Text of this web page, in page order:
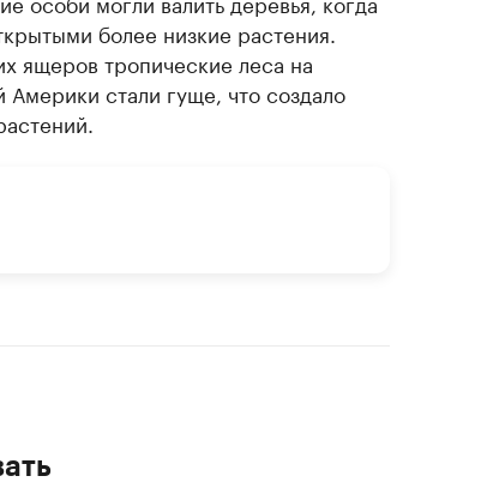
более низкие растения.
ящеров тропические леса на
стали гуще, что создало